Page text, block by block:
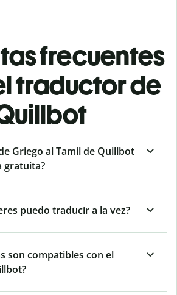
frecuentes
traductor de
Griego al Tamil de Quillbot
gratuita?
puedo traducir a la vez?
son compatibles con el